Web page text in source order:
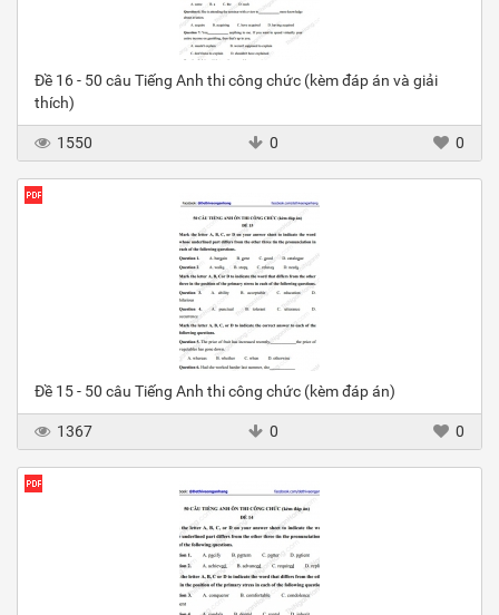
Đề 16 - 50 câu Tiếng Anh thi công chức (kèm đáp án và giải
thích)
1550 0 0
Đề 15 - 50 câu Tiếng Anh thi công chức (kèm đáp án)
1367 0 0